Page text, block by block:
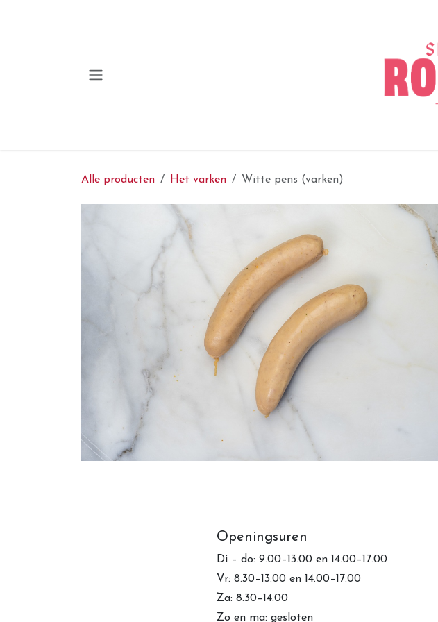
Alle producten Het varken Witte pens (varken)
Openingsuren
Di – do: 9.00–13.00 en 14.00–17.00
Vr: 8.30–13.00 en 14.00–17.00
Za: 8.30–14.00
Zo en ma: gesloten